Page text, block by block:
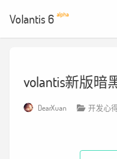
Volantis 6 alpha
volantis新版暗
DearXuan 开发心